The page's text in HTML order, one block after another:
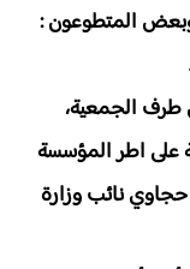
وبعض المتطوعون :
طرف الجمعية،
على اطر المؤسسة
نائب وزارة